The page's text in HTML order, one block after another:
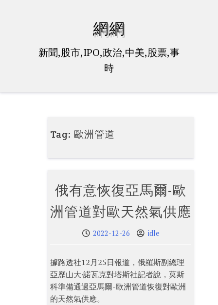
網網
新聞,股市,IPO,政治,中美,股票,事
時
Tag:歐洲管道
俄有意恢復亞馬爾-歐
洲管道對歐天然氣供應
2022-12-26 idle
據路透社12月25日報道，俄羅斯副總理
亞歷山大·諾瓦克對塔斯社記者說，莫斯
科準備通過亞馬爾-歐洲管道恢復對歐洲
的天然氣供應。